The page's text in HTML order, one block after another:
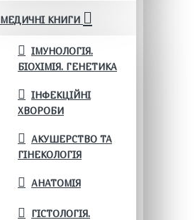
МЕДИЧНІ КНИГИ
ІМУНОЛОГІЯ.
БІОХІМІЯ. ГЕНЕТИКА
ІНФЕКЦІЙНІ
ХВОРОБИ
АКУШЕРСТВО ТА
ГІНЕКОЛОГІЯ
АНАТОМІЯ
ГІСТОЛОГІЯ.